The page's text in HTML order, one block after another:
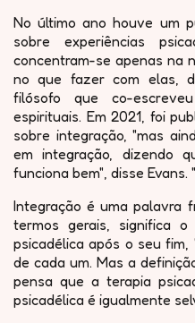
No último ano houve um
sobre experiências
concentram-se apenas na
no que fazer com elas,
filósofo que co-
espirituais. Em 2021, foi
sobre integração, "mas
em integração, dizendo
funciona bem", disse Evans.
Integração é uma palavra
termos gerais, significa
psicadélica após o seu
de cada um. Mas a
pensa que a terapia
psicadélica é igualmente